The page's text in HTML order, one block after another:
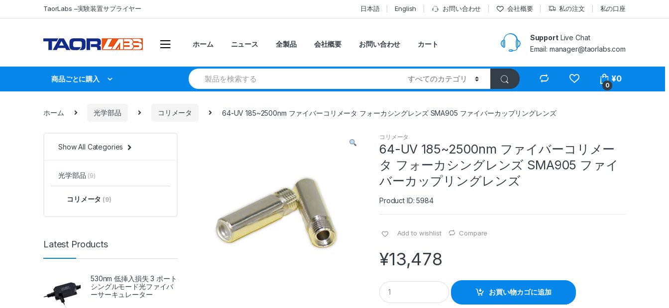
to
to
TaorLabs –実験装置サプライヤー 日本語 English お問い合わせ 会社概要 私の注文 私の口座
ホーム ニュース 全製品 会社概要 お問い合わせ カート
SupportLive Chat
Email: manager@taorlabs.com
商品ごとに購入
Search
for:
0
¥0
ホーム 光学部品 コリメータ 64-UV 185~2500nm ファイバーコリメータ フォーカシングレンズ SMA905 ファイバーカップリングレンズ
コリメータ
64-UV 185~2500nm ファイバーコリメー
タ フォーカシングレンズ SMA905 ファイ
バーカップリングレンズ
Product ID: 5984
Add to wishlist Compare
¥13,478
Q
u
a
お買い物カゴに追加
Show All Categories
光学部品 (9)
コリメータ (9)
Latest Products
530nm 低挿入損失 3 ポート
シングルモード光ファイバ
ーサーキュレーター